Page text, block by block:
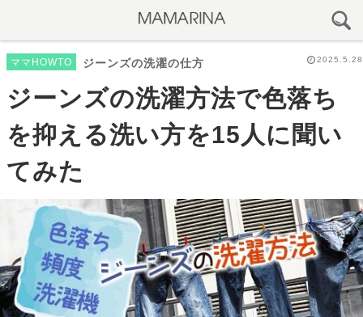
ママHOWTO ジーンズの洗濯の仕方 2025.5.28
ジーンズの洗濯方法で色落ち
を抑える洗い方を15人に聞い
てみた